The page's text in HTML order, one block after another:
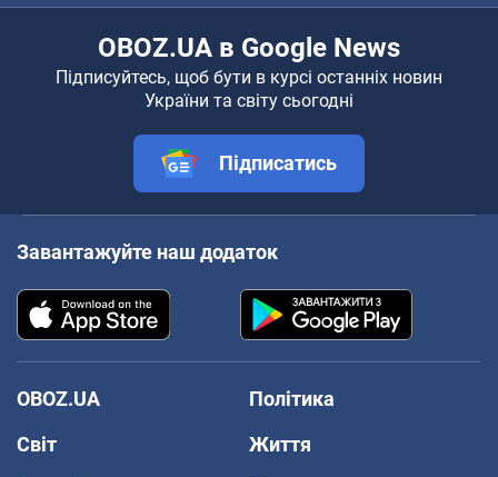
OBOZ.UA в Google News
Підписуйтесь, щоб бути в курсі останніх новин
України та світу сьогодні
Підписатись
Завантажуйте наш додаток
OBOZ.UA
Політика
Світ
Життя